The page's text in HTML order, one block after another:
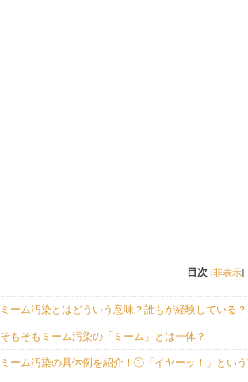
目次 [非表示]
ミーム汚染とはどういう意味？誰もが経験している？
そもそもミーム汚染の「ミーム」とは一体？
ミーム汚染の具体例を紹介！①「イヤーッ！」とい